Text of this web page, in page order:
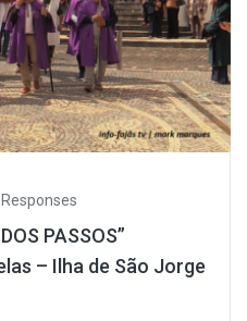
Responses
PASSOS”
– Ilha de São Jorge